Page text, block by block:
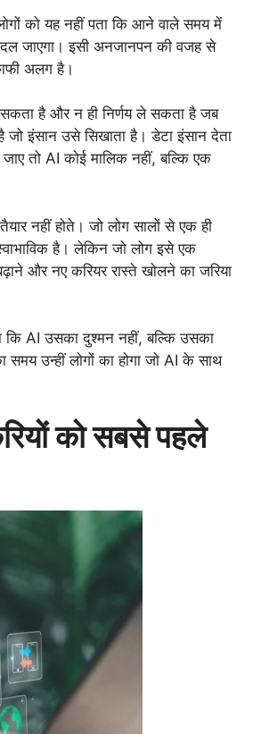
को यह नहीं पता कि आने वाले समय में
जाएगा। इसी अनजानपन की वजह से
अलग है।
है और न ही निर्णय ले सकता है जब
इंसान उसे सिखाता है। डेटा इंसान देता
तो AI कोई मालिक नहीं, बल्कि एक
नहीं होते। जो लोग सालों से एक ही
है। लेकिन जो लोग इसे एक
और नए करियर रास्ते खोलने का जरिया
AI उसका दुश्मन नहीं, बल्कि उसका
उन्हीं लोगों का होगा जो AI के साथ
को सबसे पहले